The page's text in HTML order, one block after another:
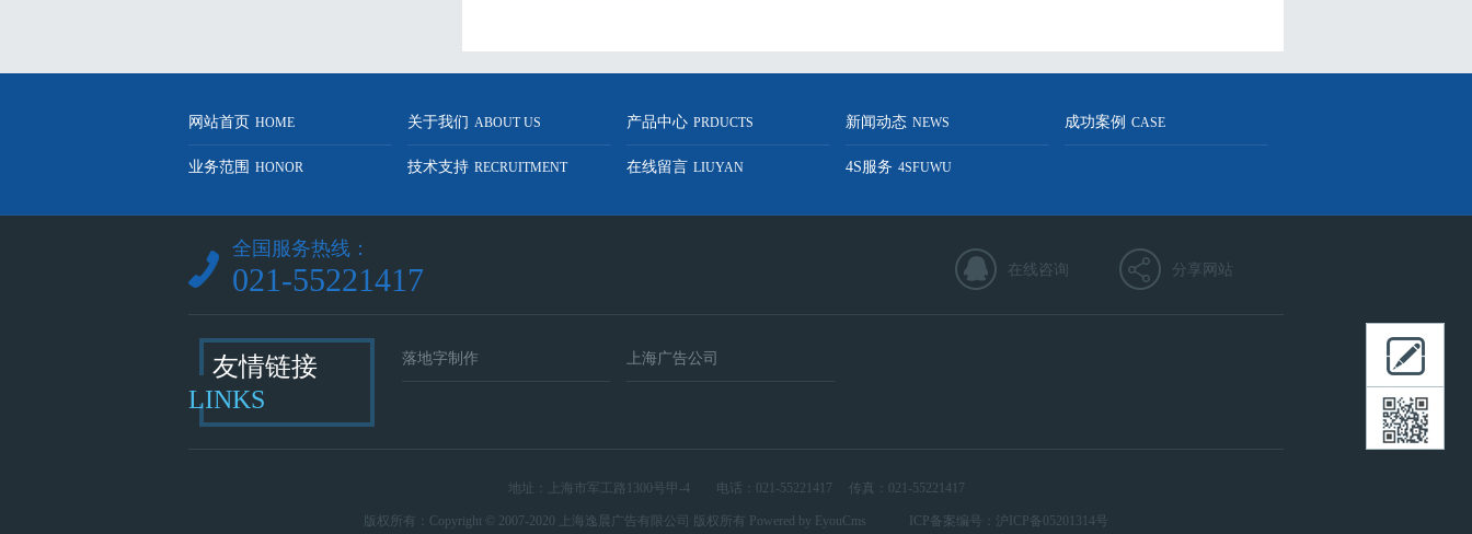
网站首页 HOME 关于我们 ABOUT US 产品中心 PRDUCTS 新闻动态 NEWS 成功案例 CASE
业务范围 HONOR 技术支持 RECRUITMENT 在线留言 LIUYAN 4S服务 4SFUWU
全国服务热线：
021-55221417 在线咨询 分享网站
友情链接
LINKS
落地字制作 上海广告公司
地址：上海市军工路1300号甲-4 电话：021-55221417 传真：021-55221417
版权所有：Copyright © 2007-2020 上海逸晨广告有限公司 版权所有 Powered by EyouCms ICP备案编号： 沪ICP备05201314号